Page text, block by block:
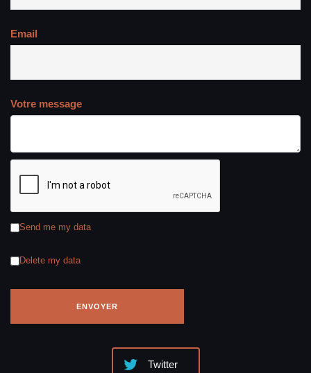
Email
Votre message
Send me my data
Delete my data
Twitter